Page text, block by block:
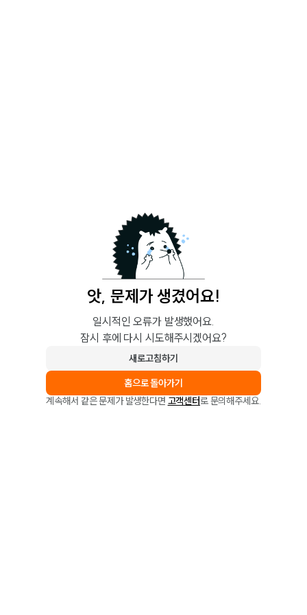
앗, 문제가 생겼어요!
일시적인 오류가 발생했어요.
잠시 후에 다시 시도해주시겠어요?
새로고침하기
홈으로 돌아가기
계속해서 같은 문제가 발생한다면 고객센터로 문의해주세요.